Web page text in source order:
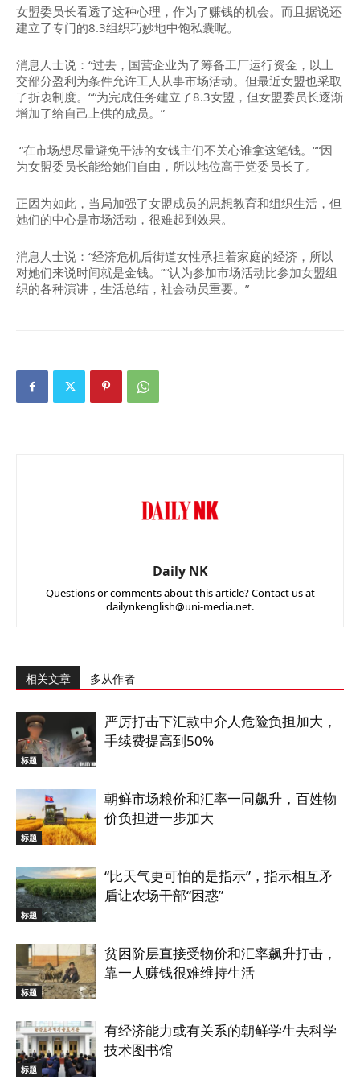
女盟委员长看透了这种心理，作为了赚钱的机会。而且据说还
建立了专门的8.3组织巧妙地中饱私囊呢。
消息人士说：“过去，国营企业为了筹备工厂运行资金，以上
交部分盈利为条件允许工人从事市场活动。但最近女盟也采取
了折衷制度。““为完成任务建立了8.3女盟，但女盟委员长逐渐
增加了给自己上供的成员。”
“在市场想尽量避免干涉的女钱主们不关心谁拿这笔钱。““因
为女盟委员长能给她们自由，所以地位高于党委员长了。
正因为如此，当局加强了女盟成员的思想教育和组织生活，但
她们的中心是市场活动，很难起到效果。
消息人士说：“经济危机后街道女性承担着家庭的经济，所以
对她们来说时间就是金钱。”“认为参加市场活动比参加女盟组
织的各种演讲，生活总结，社会动员重要。”
Daily NK
Questions or comments about this article? Contact us at
dailynkenglish@uni-media.net.
相关文章 多从作者
标题
严厉打击下汇款中介人危险负担加大，
手续费提高到50%
标题
朝鲜市场粮价和汇率一同飙升，百姓物
价负担进一步加大
标题
“比天气更可怕的是指示”，指示相互矛
盾让农场干部“困惑”
标题
贫困阶层直接受物价和汇率飙升打击，
靠一人赚钱很难维持生活
标题
有经济能力或有关系的朝鲜学生去科学
技术图书馆